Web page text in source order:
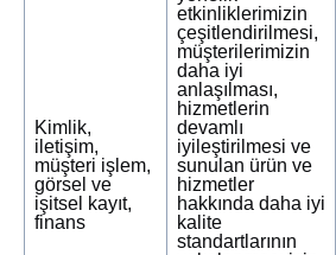
Kimlik,
iletişim,
müşteri işlem,
görsel ve
işitsel kayıt,
finans
etkinliklerimizin
çeşitlendirilmesi,
müşterilerimizin
daha iyi
anlaşılması,
hizmetlerin
devamlı
iyileştirilmesi ve
sunulan ürün ve
hizmetler
hakkında daha iyi
kalite
standartlarının